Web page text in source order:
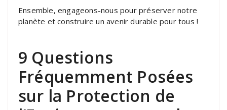
Ensemble, engageons-nous pour préserver notre
planète et construire un avenir durable pour tous !
9 Questions
Fréquemment Posées
sur la Protection de